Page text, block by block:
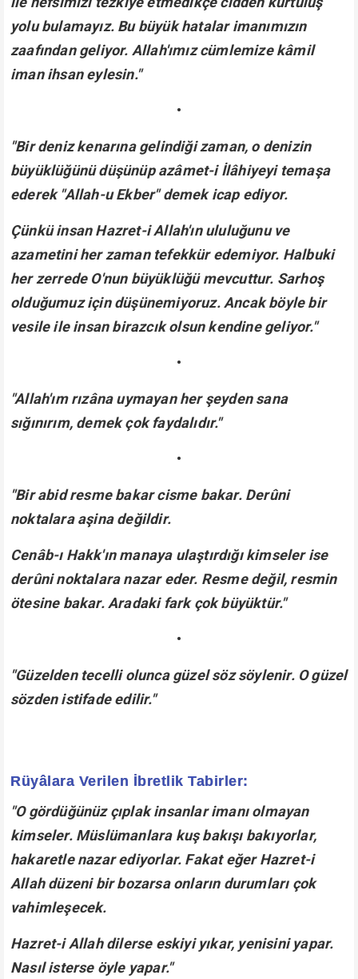
yolu bulamayız. Bu büyük hatalar imanımızın
zaafından geliyor. Allah'ımız cümlemize kâmil
iman ihsan eylesin."
•
"Bir deniz kenarına gelindiği zaman, o denizin
büyüklüğünü düşünüp azâmet-i İlâhiyeyi temaşa
ederek "Allah-u Ekber" demek icap ediyor.
Çünkü insan Hazret-i Allah'ın ululuğunu ve
azametini her zaman tefekkür edemiyor. Halbuki
her zerrede O'nun büyüklüğü mevcuttur. Sarhoş
olduğumuz için düşünemiyoruz. Ancak böyle bir
vesile ile insan birazcık olsun kendine geliyor."
•
"Allah'ım rızâna uymayan her şeyden sana
sığınırım, demek çok faydalıdır."
•
"Bir abid resme bakar cisme bakar. Derûni
noktalara aşina değildir.
Cenâb-ı Hakk'ın manaya ulaştırdığı kimseler ise
derûni noktalara nazar eder. Resme değil, resmin
ötesine bakar. Aradaki fark çok büyüktür."
•
"Güzelden tecelli olunca güzel söz söylenir. O güzel
sözden istifade edilir."
Rüyâlara Verilen İbretlik Tabirler:
"O gördüğünüz çıplak insanlar imanı olmayan
kimseler. Müslümanlara kuş bakışı bakıyorlar,
hakaretle nazar ediyorlar. Fakat eğer Hazret-i
Allah düzeni bir bozarsa onların durumları çok
vahimleşecek.
Hazret-i Allah dilerse eskiyi yıkar, yenisini yapar.
Nasıl isterse öyle yapar."